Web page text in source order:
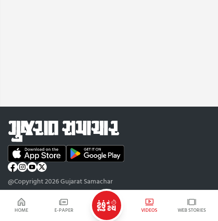
HOME E-PAPER VIDEOS WEB STORIES
@Copyright 2026 Gujarat Samachar